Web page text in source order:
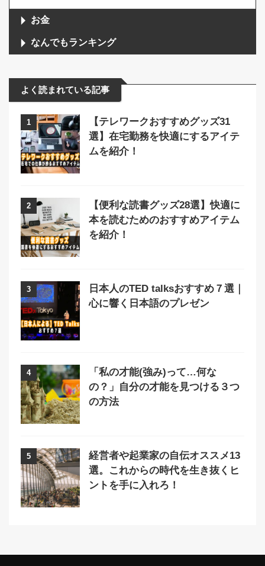
お金
なんでもランキング
よく読まれている記事
1
【テレワークおすすめグッズ31
選】在宅勤務を快適にするアイテ
ムを紹介！
2
【便利な読書グッズ28選】快適に
本を読むためのおすすめアイテム
を紹介！
3
日本人のTED talksおすすめ７選｜
心に響く日本語のプレゼン
4
「私の才能(強み)って…何な
の？」自分の才能を見つける３つ
の方法
5
経営者や起業家の自伝オススメ13
選。これからの時代を生き抜くヒ
ントを手に入れろ！